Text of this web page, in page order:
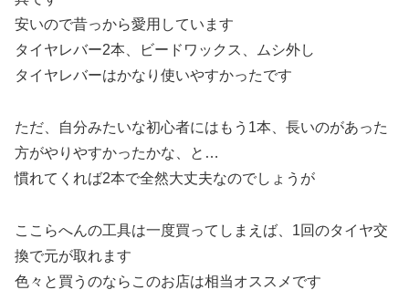
安いので昔っから愛用しています
タイヤレバー2本、ビードワックス、ムシ外し
タイヤレバーはかなり使いやすかったです
ただ、自分みたいな初心者にはもう1本、長いのがあった
方がやりやすかったかな、と…
慣れてくれば2本で全然大丈夫なのでしょうが
ここらへんの工具は一度買ってしまえば、1回のタイヤ交
換で元が取れます
色々と買うのならこのお店は相当オススメです